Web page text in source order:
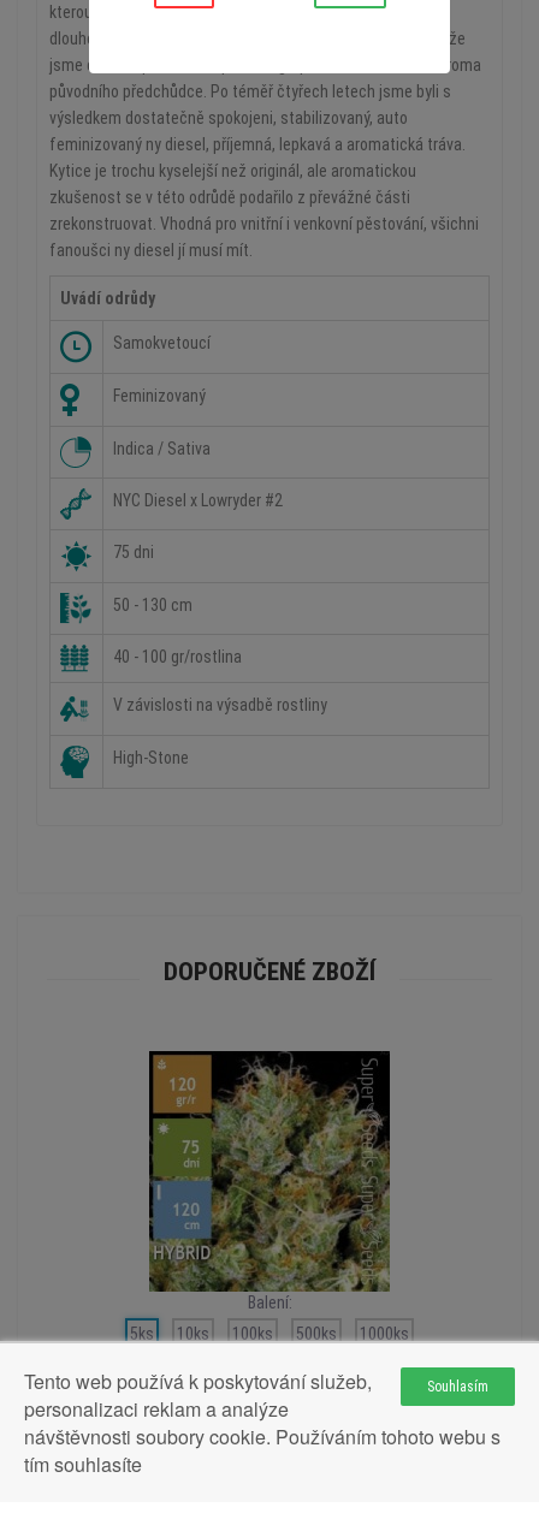
kterou jsme v našem šlechtitelském programu používali po
dlouhou dobu. Ukázalo se, že se jedná o obtížný úkol, protože
jsme chtěli reprodukovat původní grapefruito-ananasové aroma
původního předchůdce. Po téměř čtyřech letech jsme byli s
výsledkem dostatečně spokojeni, stabilizovaný, auto
feminizovaný ny diesel, příjemná, lepkavá a aromatická tráva.
Kytice je trochu kyselejší než originál, ale aromatickou
zkušenost se v této odrůdě podařilo z převážné části
zrekonstruovat. Vhodná pro vnitřní i venkovní pěstování, všichni
fanoušci ny diesel jí musí mít.
Uvádí odrůdy
Samokvetoucí
Feminizovaný
Indica / Sativa
NYC Diesel x Lowryder #2
75 dni
50 - 130 cm
40 - 100 gr/rostlina
V závislosti na výsadbě rostliny
High-Stone
DOPORUČENÉ ZBOŽÍ
Balení:
5ks
10ks 100ks 500ks 1000ks
Auto Sour Diesel Feminised 5ks
Souhlasím
Tento web používá k poskytování služeb,
personalizaci reklam a analýze
návštěvnosti soubory cookie. Používáním tohoto webu s
tím souhlasíte